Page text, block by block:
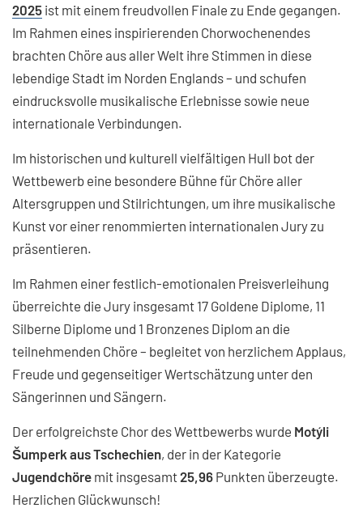
2025 ist mit einem freudvollen Finale zu Ende gegangen.
Im Rahmen eines inspirierenden Chorwochenendes
brachten Chöre aus aller Welt ihre Stimmen in diese
lebendige Stadt im Norden Englands – und schufen
eindrucksvolle musikalische Erlebnisse sowie neue
internationale Verbindungen.
Im historischen und kulturell vielfältigen Hull bot der
Wettbewerb eine besondere Bühne für Chöre aller
Altersgruppen und Stilrichtungen, um ihre musikalische
Kunst vor einer renommierten internationalen Jury zu
präsentieren.
Im Rahmen einer festlich-emotionalen Preisverleihung
überreichte die Jury insgesamt 17 Goldene Diplome, 11
Silberne Diplome und 1 Bronzenes Diplom an die
teilnehmenden Chöre – begleitet von herzlichem Applaus,
Freude und gegenseitiger Wertschätzung unter den
Sängerinnen und Sängern.
Der erfolgreichste Chor des Wettbewerbs wurde Motýli
Šumperk aus Tschechien, der in der Kategorie
Jugendchöre mit insgesamt25,96 Punkten überzeugte.
Herzlichen Glückwunsch!